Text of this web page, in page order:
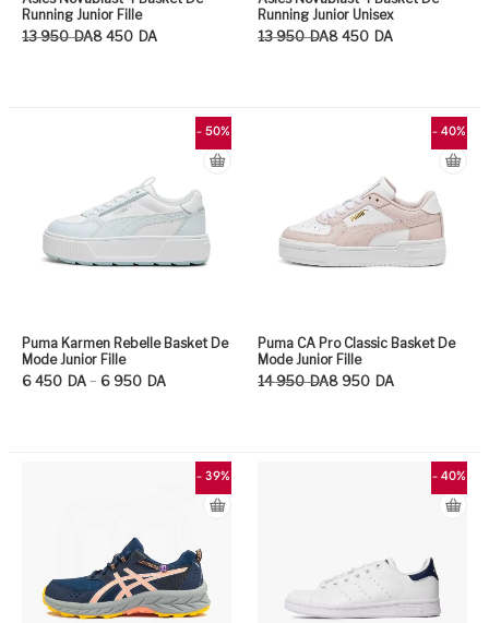
Running Junior Fille
13 950 DA
Le prix initial était : 13 950DA.
8 450 DA
Le prix actuel est : 8 450DA.
Running Junior Unisex
13 950 DA
Le prix initial était : 13 950DA.
8 450 DA
Le prix actuel est : 8 450DA.
- 50%
Puma Karmen Rebelle Basket De
Mode Junior Fille
6 450 DA – 6 950 DA
Plage de prix : 6 450DA à 6 950DA
- 40%
Puma CA Pro Classic Basket De
Mode Junior Fille
14 950 DA
Le prix initial était : 14 950DA.
8 950 DA
Le prix actuel est : 8 950DA.
- 39% - 40%